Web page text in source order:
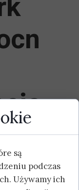
już
są
podczas
Używamy ich